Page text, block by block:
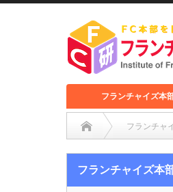
フランチャイズ本
フランチャ
フランチャイズ本